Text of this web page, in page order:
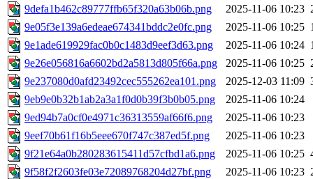
9defa1b462c89777ffb65f320a63b06b.png
2025-11-06 10:23
9e05f3e139a6edeae674341bddc2e0fc.png
2025-11-06 10:25
9e1ade619929fac0b0c1483d9eef3d63.png
2025-11-06 10:24
9e26e056816a6602bd2a5813d805f66a.png
2025-11-06 10:25
9e237080d0afd23492cec555262ea101.png
2025-12-03 11:09
9eb9e0b32b1ab2a3a1f0d0b39f3b0b05.png
2025-11-06 10:24
9ed94b7a0cf0e4971c36313559af66f6.png
2025-11-06 10:23
9eef70b61f16b5eee670f747c387ed5f.png
2025-11-06 10:23
9f21e64a0b280283615411d57cfbd1a6.png
2025-11-06 10:25
9f58f2f2603fe03e72089768204d27bf.png
2025-11-06 10:23